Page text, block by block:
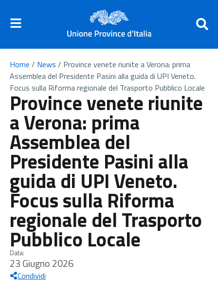
Home / News / Province venete riunite a Verona: prima
Assemblea del Presidente Pasini alla guida di UPI Veneto.
Focus sulla Riforma regionale del Trasporto Pubblico Locale
Province venete riunite
a Verona: prima
Assemblea del
Presidente Pasini alla
guida di UPI Veneto.
Focus sulla Riforma
regionale del Trasporto
Pubblico Locale
Data:
23 Giugno 2026
Condividi